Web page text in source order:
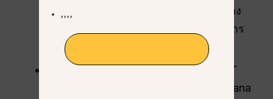
ข้อความที่มีอยู่
. วิธีนี้มักจะเร็วกว่าและบาง
ครั้งอาจนับแตกต่างออกไปในขีดจำกัดการ
ใช้งานของคุณ.
: หากคุณกำลังใช้ GlobalGPT
เพียงคลิกที่เมนูแล้วเลื่อนจาก Nano Banana
💬 แชทกับ AI: